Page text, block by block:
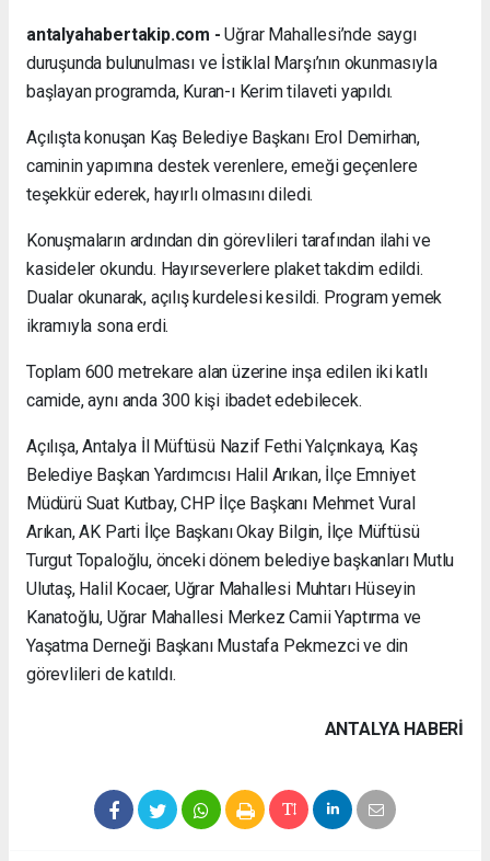
antalyahabertakip.com - Uğrar Mahallesi’nde saygı
duruşunda bulunulması ve İstiklal Marşı’nın okunmasıyla
başlayan programda, Kuran-ı Kerim tilaveti yapıldı.
Açılışta konuşan Kaş Belediye Başkanı Erol Demirhan,
caminin yapımına destek verenlere, emeği geçenlere
teşekkür ederek, hayırlı olmasını diledi.
Konuşmaların ardından din görevlileri tarafından ilahi ve
kasideler okundu. Hayırseverlere plaket takdim edildi.
Dualar okunarak, açılış kurdelesi kesildi. Program yemek
ikramıyla sona erdi.
Toplam 600 metrekare alan üzerine inşa edilen iki katlı
camide, aynı anda 300 kişi ibadet edebilecek.
Açılışa, Antalya İl Müftüsü Nazif Fethi Yalçınkaya, Kaş
Belediye Başkan Yardımcısı Halil Arıkan, İlçe Emniyet
Müdürü Suat Kutbay, CHP İlçe Başkanı Mehmet Vural
Arıkan, AK Parti İlçe Başkanı Okay Bilgin, İlçe Müftüsü
Turgut Topaloğlu, önceki dönem belediye başkanları Mutlu
Ulutaş, Halil Kocaer, Uğrar Mahallesi Muhtarı Hüseyin
Kanatoğlu, Uğrar Mahallesi Merkez Camii Yaptırma ve
Yaşatma Derneği Başkanı Mustafa Pekmezci ve din
görevlileri de katıldı.
ANTALYA HABERİ